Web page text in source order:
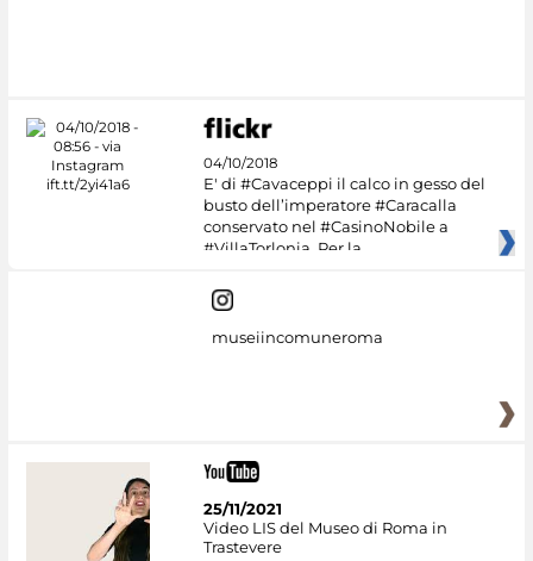
04/10/2018
E' di #Cavaceppi il calco in gesso del
busto dell’imperatore #Caracalla
conservato nel #CasinoNobile a
#VillaTorlonia. Per la
museiincomuneroma
25/11/2021
Video LIS del Museo di Roma in
Trastevere